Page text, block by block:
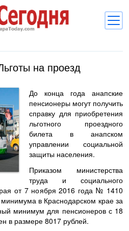
Блоги
Анапе
и Вход
на проезд
До конца года анапские
пенсионеры могут получить
справку для приобретения
льготного проездного
билета в анапском
управлении социальной
защиты населения.
Приказом министерства
труда и социального
от 7 ноября 2016 года № 1410
в Краснодарском крае за
минимум для пенсионеров с 18
в размере 8017 рублей.